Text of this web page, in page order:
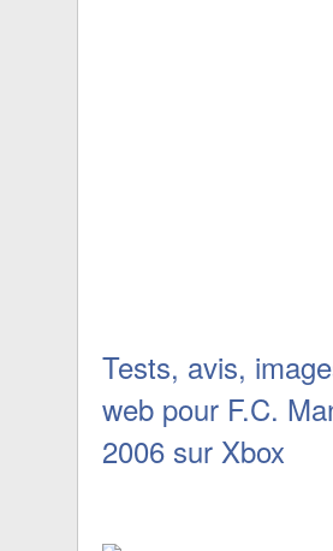
Tests, avis,
web pour F.C.
2006 sur Xbox